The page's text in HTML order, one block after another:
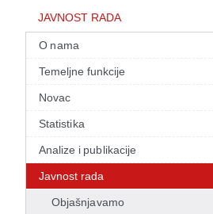
JAVNOST RADA
O nama
Temeljne funkcije
Novac
Statistika
Analize i publikacije
Javnost rada
Objašnjavamo